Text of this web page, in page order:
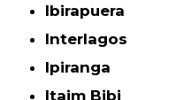
Ibirapuera
Interlagos
Ipiranga
Itaim Bibi